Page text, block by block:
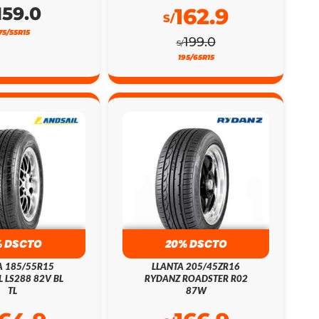
55R15
S/199.0
S/162.9
195/65R15
DSCTO
185/55R15
LS288 82V BL
TL
20% DSCTO
LLANTA 205/45ZR16
RYDANZ ROADSTER R02
87W